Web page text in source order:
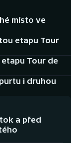
místo ve
etapu Tour
Tour de
i druhou
a před